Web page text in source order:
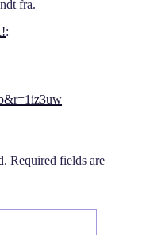
fra.
:
Required fields are